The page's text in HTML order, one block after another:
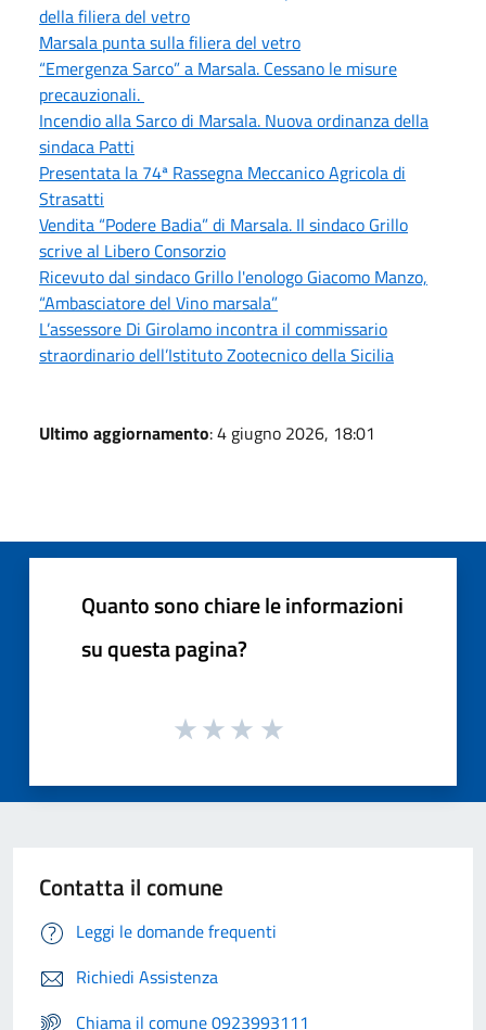
della filiera del vetro
Marsala punta sulla filiera del vetro
“Emergenza Sarco” a Marsala. Cessano le misure
precauzionali.
Incendio alla Sarco di Marsala. Nuova ordinanza della
sindaca Patti
Presentata la 74ª Rassegna Meccanico Agricola di
Strasatti
Vendita “Podere Badia” di Marsala. Il sindaco Grillo
scrive al Libero Consorzio
Ricevuto dal sindaco Grillo l'enologo Giacomo Manzo,
“Ambasciatore del Vino marsala”
L’assessore Di Girolamo incontra il commissario
straordinario dell’Istituto Zootecnico della Sicilia
Ultimo aggiornamento: 4 giugno 2026, 18:01
Quanto sono chiare le informazioni
su questa pagina?
Contatta il comune
Leggi le domande frequenti
Richiedi Assistenza
Chiama il comune 0923993111